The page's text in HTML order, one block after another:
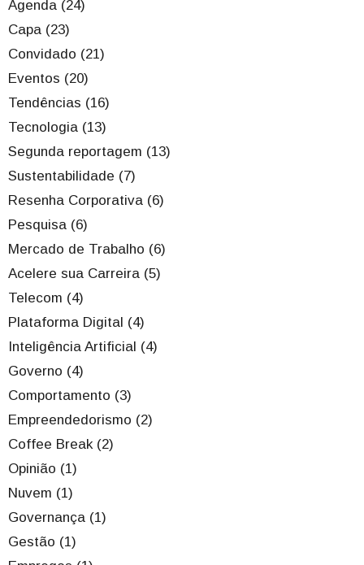
Agenda (24)
Capa (23)
Convidado (21)
Eventos (20)
Tendências (16)
Tecnologia (13)
Segunda reportagem (13)
Sustentabilidade (7)
Resenha Corporativa (6)
Pesquisa (6)
Mercado de Trabalho (6)
Acelere sua Carreira (5)
Telecom (4)
Plataforma Digital (4)
Inteligência Artificial (4)
Governo (4)
Comportamento (3)
Empreendedorismo (2)
Coffee Break (2)
Opinião (1)
Nuvem (1)
Governança (1)
Gestão (1)